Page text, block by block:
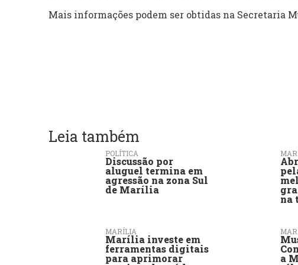
Mais informações podem ser obtidas na Secretaria
Leia também
POLÍTICA
Discussão por
aluguel termina em
agressão na zona Sul
de Marília
na
MARÍLIA
Marília investe em
ferramentas digitais
para aprimorar a